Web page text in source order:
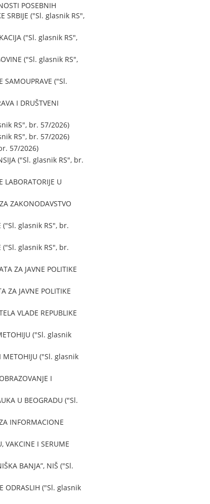
POSEBNIH
SRBIJE ("Sl. glasnik RS",
("Sl. glasnik RS",
("Sl. glasnik RS",
SAMOUPRAVE ("Sl.
I DRUŠTVENI
RS", br. 57/2026)
RS", br. 57/2026)
57/2026)
("Sl. glasnik RS", br.
LABORATORIJE U
ZAKONODAVSTVO
("Sl. glasnik RS", br.
("Sl. glasnik RS", br.
ZA JAVNE POLITIKE
ZA JAVNE POLITIKE
VLADE REPUBLIKE
("Sl. glasnik
METOHIJU ("Sl. glasnik
I
U BEOGRADU ("Sl.
INFORMACIONE
VAKCINE I SERUME
BANJA”, NIŠ ("Sl.
ODRASLIH ("Sl. glasnik